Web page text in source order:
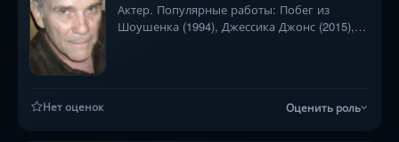
Актер. Популярные работы: Побег из
Шоушенка (1994), Джессика Джонс (2015),
Нет оценок Оценить роль